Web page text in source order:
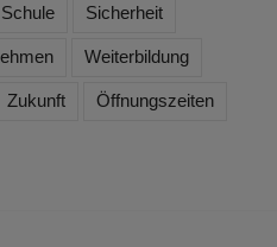
Schule Sicherheit
Weiterbildung
Zukunft Öffnungszeiten